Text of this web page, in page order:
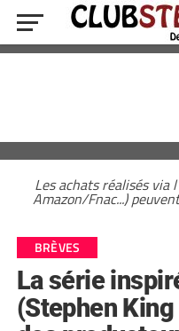
Les achats réalisés via
Amazon/Fnac...)
BRÈVES
La série
(Stephen